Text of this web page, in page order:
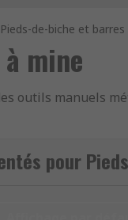
Pieds-de-biche et
mine
outils manuels
de servir
pour